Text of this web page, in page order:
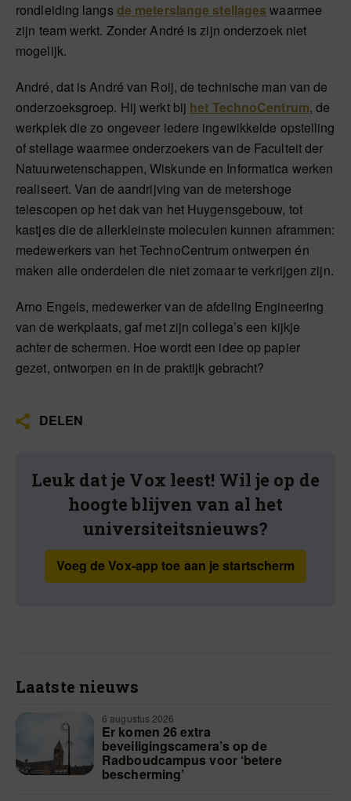
rondleiding langs de meterslange stellages waarmee
zijn team werkt. Zonder André is zijn onderzoek niet
mogelijk.
André, dat is André van Roij, de technische man van de
onderzoeksgroep. Hij werkt bij het TechnoCentrum, de
werkplek die zo ongeveer iedere ingewikkelde opstelling
of stellage waarmee onderzoekers van de Faculteit der
Natuurwetenschappen, Wiskunde en Informatica werken
realiseert. Van de aandrijving van de metershoge
telescopen op het dak van het Huygensgebouw, tot
kastjes die de allerkleinste moleculen kunnen aframmen:
medewerkers van het TechnoCentrum ontwerpen én
maken alle onderdelen die niet zomaar te verkrijgen zijn.
Arno Engels, medewerker van de afdeling Engineering
van de werkplaats, gaf met zijn collega’s een kijkje
achter de schermen. Hoe wordt een idee op papier
gezet, ontworpen en in de praktijk gebracht?
DELEN
Leuk dat je Vox leest! Wil je op de
hoogte blijven van al het
universiteitsnieuws?
Voeg de Vox-app toe aan je startscherm
Laatste nieuws
6 augustus 2026
Er komen 26 extra
beveiligingscamera’s op de
Radboudcampus voor ‘betere
bescherming’